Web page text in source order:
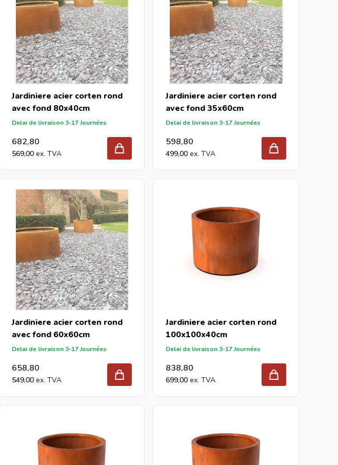
Jardiniere acier corten rond
avec fond 80x40cm
Delai de livraison 3-17 Journées
682,80
569,00
Jardiniere acier corten rond
avec fond 35x60cm
Delai de livraison 3-17 Journées
598,80
499,00
Jardiniere acier corten rond
avec fond 60x60cm
Delai de livraison 3-17 Journées
658,80
549,00
Jardiniere acier corten rond
100x100x40cm
Delai de livraison 3-17 Journées
838,80
699,00